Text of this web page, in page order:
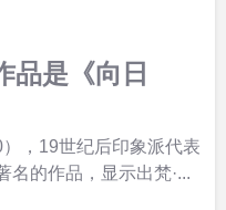
品是《向日
，19世纪后印象派代表
名的作品，显示出梵·...